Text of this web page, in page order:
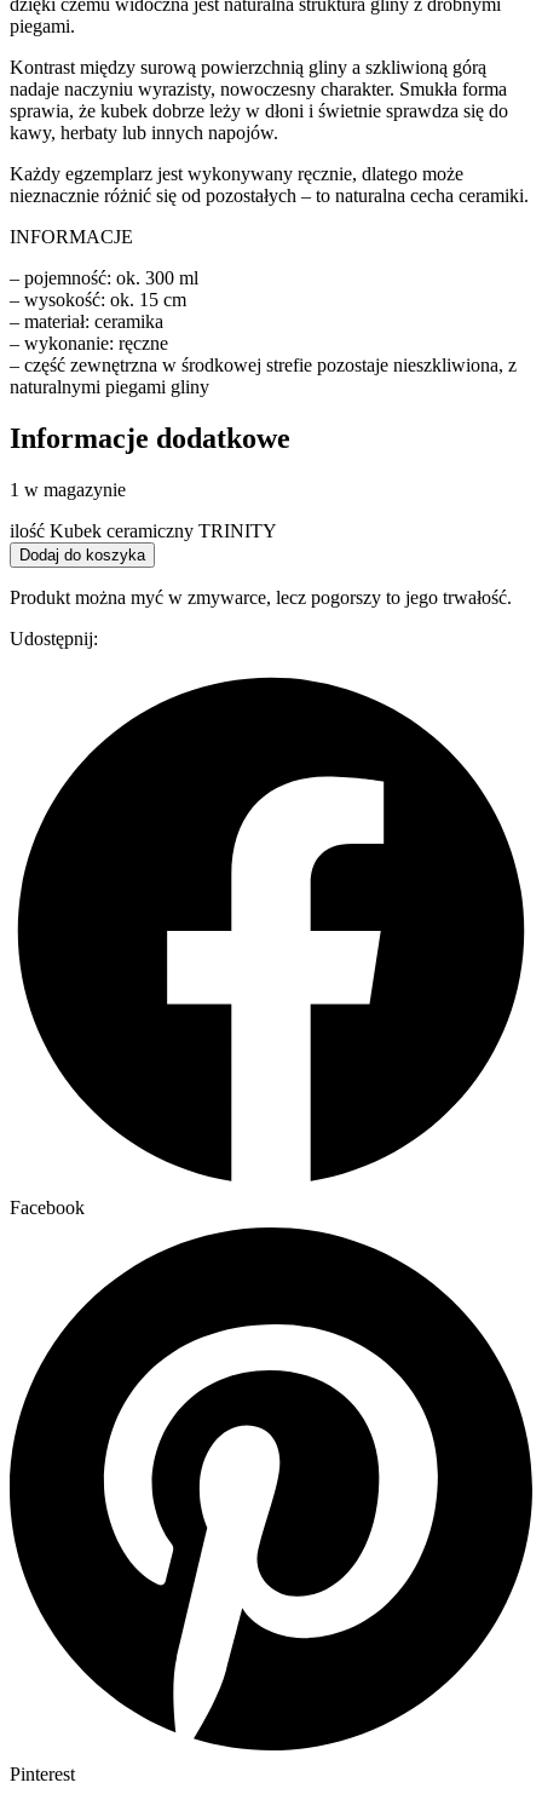
piegami.
Kontrast między surową powierzchnią gliny a szkliwioną górą
nadaje naczyniu wyrazisty, nowoczesny charakter. Smukła forma
sprawia, że kubek dobrze leży w dłoni i świetnie sprawdza się do
kawy, herbaty lub innych napojów.
Każdy egzemplarz jest wykonywany ręcznie, dlatego może
nieznacznie różnić się od pozostałych – to naturalna cecha ceramiki.
INFORMACJE
– pojemność: ok. 300 ml
– wysokość: ok. 15 cm
– materiał: ceramika
– wykonanie: ręczne
– część zewnętrzna w środkowej strefie pozostaje nieszkliwiona, z
naturalnymi piegami gliny
Informacje dodatkowe
1 w magazynie
ilość Kubek ceramiczny TRINITY
Dodaj do koszyka
Produkt można myć w zmywarce, lecz pogorszy to jego trwałość.
Udostępnij:
Facebook
Pinterest